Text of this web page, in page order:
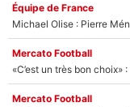
Équipe de France
Mercato Football
Mercato Football